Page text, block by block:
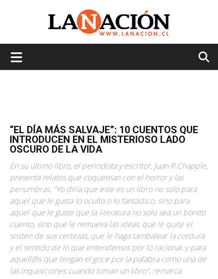
“EL DÍA MÁS SALVAJE”: 10 CUENTOS QUE
INTRODUCEN EN EL MISTERIOSO LADO
OSCURO DE LA VIDA
En su último libro, el periodista y escritor, Juan R.Chapple,
presenta relatos que coquetean con el horror y las
penumbras. “Yo diría que este es un libro no solo para
aquel que le gusta lo oculto o lo fantástico, sino para
aquel que le guste que la literatura no solo sea un bonito
cuento, sino que le remueva las ideas, que le quite el
sostén de sus certezas, que le haga tambalear la cordura
y el sentido de lo que entendemos por lo racional, y para
aquell@s que tengan el goce por la palabra como una de
las inquisiciones cuando toman un libro”, remarca.